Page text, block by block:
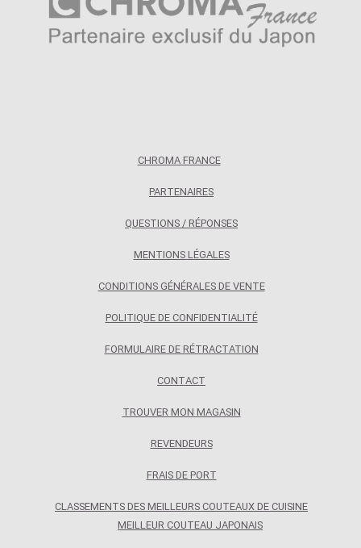
CHROMA FRANCE
PARTENAIRES
QUESTIONS / RÉPONSES
MENTIONS LÉGALES
CONDITIONS GÉNÉRALES DE VENTE
POLITIQUE DE CONFIDENTIALITÉ
FORMULAIRE DE RÉTRACTATION
CONTACT
TROUVER MON MAGASIN
REVENDEURS
FRAIS DE PORT
CLASSEMENTS DES MEILLEURS COUTEAUX DE CUISINE
MEILLEUR COUTEAU JAPONAIS